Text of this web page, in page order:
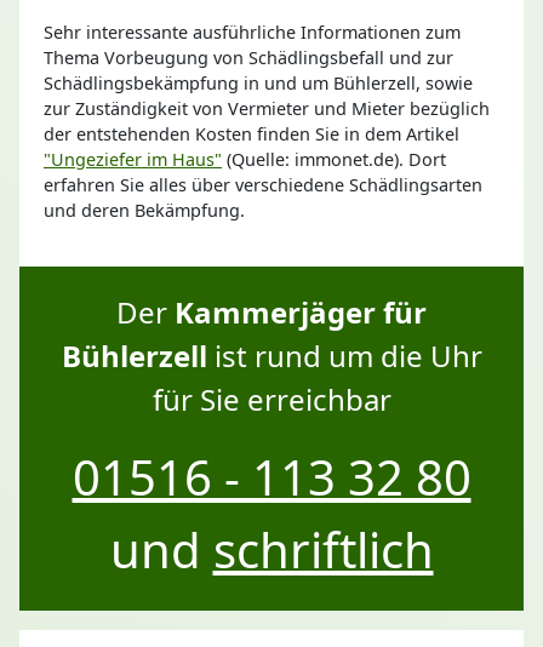
Sehr interessante ausführliche Informationen zum
Thema Vorbeugung von Schädlingsbefall und zur
Schädlingsbekämpfung in und um Bühlerzell, sowie
zur Zuständigkeit von Vermieter und Mieter bezüglich
der entstehenden Kosten finden Sie in dem Artikel
"Ungeziefer im Haus" (Quelle: immonet.de). Dort
erfahren Sie alles über verschiedene Schädlingsarten
und deren Bekämpfung.
Der Kammerjäger für
Bühlerzell ist rund um die Uhr
für Sie erreichbar
01516 - 113 32 80
und schriftlich